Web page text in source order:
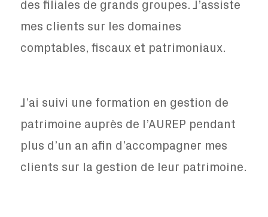
des filiales de grands groupes. J’assiste
mes clients sur les domaines
comptables, fiscaux et patrimoniaux.
J’ai suivi une formation en gestion de
patrimoine auprès de l’AUREP pendant
plus d’un an afin d’accompagner mes
clients sur la gestion de leur patrimoine.